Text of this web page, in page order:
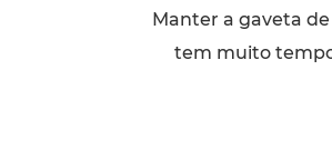
Manter a gaveta
tem muito